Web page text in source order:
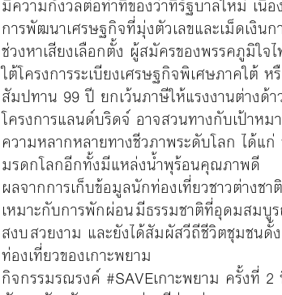
มีความกังวลต่อท่าทีของว่าที่รัฐบาลใหม่ เนื่
การพัฒนาเศรษฐกิจที่มุ่งตัวเลขและเม็ดเงิน
ช่วงหาเสียงเลือกตั้ง ผู้สมัครของพรรคภูมิใ
ใต้โครงการระเบียงเศรษฐกิจพิเศษภาคใต้
สัมปทาน 99 ปี ยกเว้นภาษีให้แรงงานต่างด้
โครงการแลนด์บริดจ์ อาจสวนทางกับเป้าห
ความหลากหลายทางชีวภาพระดับโลก ได้
มรดกโลกอีกทั้งมีแหล่งน้ำพุร้อนคุณภาพดี
ผลจากการเก็บข้อมูลนักท่องเที่ยวชาวต่าง
เหมาะกับการพักผ่อน มีธรรมชาติที่อุดมสม
สงบ สวยงาม และยังได้สัมผัสวีถีชีวิตชุมชน
ท่องเที่ยวของเกาะพยาม
กิจกรรมรณรงค์ #SAVEเกาะพยาม ครั้งที่